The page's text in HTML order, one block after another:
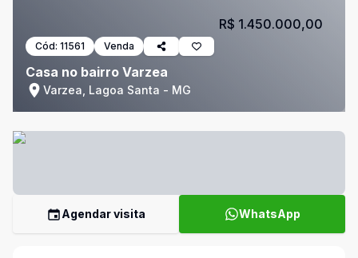
Cód: 11561 Venda
Casa no bairro Varzea
Varzea, Lagoa Santa - MG
R$ 1.450.000,00
Agendar visita WhatsApp